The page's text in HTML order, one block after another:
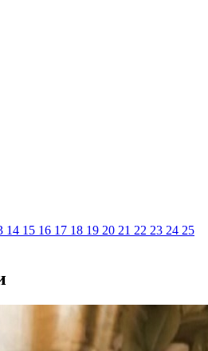
14 15 16 17 18 19 20 21 22 23 24 25